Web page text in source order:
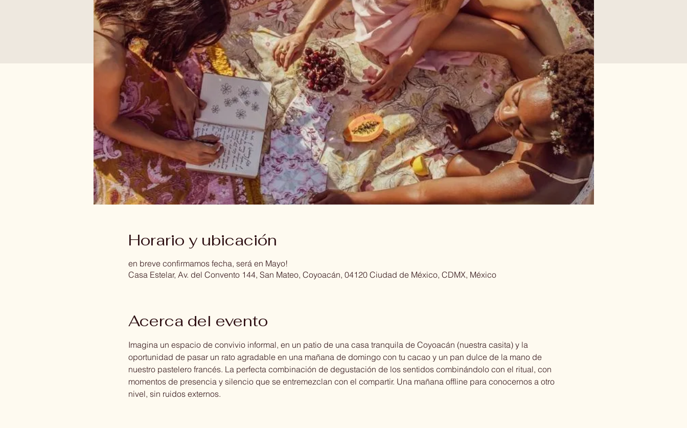
Horario y ubicación
en breve confirmamos fecha, será en Mayo!
Casa Estelar, Av. del Convento 144, San Mateo, Coyoacán, 04120 Ciudad de México, CDMX, México
Acerca del evento
Imagina un espacio de convivio informal, en un patio de una casa tranquila de Coyoacán (nuestra casita) y la
oportunidad de pasar un rato agradable en una mañana de domingo con tu cacao y un pan dulce de la mano de
nuestro pastelero francés. La perfecta combinación de degustación de los sentidos combinándolo con el ritual, con
momentos de presencia y silencio que se entremezclan con el compartir. Una mañana offline para conocernos a otro
nivel, sin ruidos externos.